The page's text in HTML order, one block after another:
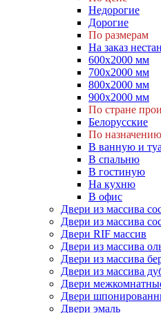
Недорогие
Дорогие
По размерам
На заказ
600х2000 мм
700х2000 мм
800х2000 мм
900х2000 мм
По стране
Белорусские
По назначению
В ванную и
В спальню
В гостиную
На кухню
В офис
Двери из массива
Двери из массива
Двери RIF массив
Двери из массива
Двери из массива
Двери из массива
Двери
Двери
Двери эмаль